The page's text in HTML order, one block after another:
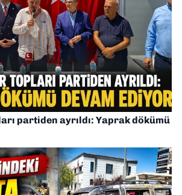
partiden ayrıldı: Yaprak dökümü